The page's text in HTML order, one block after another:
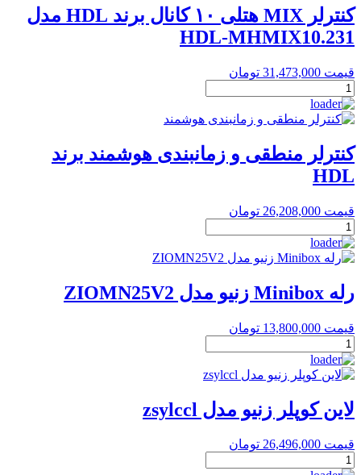
برند
Sentido
عدد
کنترلر MIX هتلی ۱۰ کانال برند HDL مدل
HDL-MHMIX10.231
قیمت 31,473,000 تومان
کنترلر
MIX
هتلی
کانال
برند
HDL
HDL-
MHMIX10.231
عدد
کنترلر منطقی و زمانبندی هوشمند برند
HDL
قیمت 26,208,000 تومان
کنترلر
منطقی
و
هوشمند
برند
عدد
رله Minibox زنیو مدل ZIOMN25V2
قیمت 13,800,000 تومان
رله
Minibox
زنیو
ZIOMN25V2
عدد
لاین کوپلر زنیو مدل zsylccl
قیمت 26,496,000 تومان
لاین